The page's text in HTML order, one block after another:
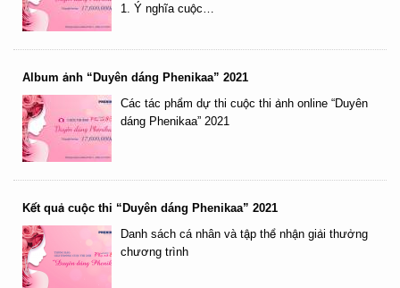
1. Ý nghĩa cuộc…
Album ảnh “Duyên dáng Phenikaa” 2021
Các tác phẩm dự thi cuộc thi ảnh online “Duyên
dáng Phenikaa” 2021
Kết quả cuộc thi “Duyên dáng Phenikaa” 2021
Danh sách cá nhân và tập thể nhận giải thưởng
chương trình